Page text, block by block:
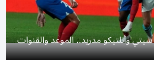
وأتلتيكو مدريد.. الموعد والقنوات